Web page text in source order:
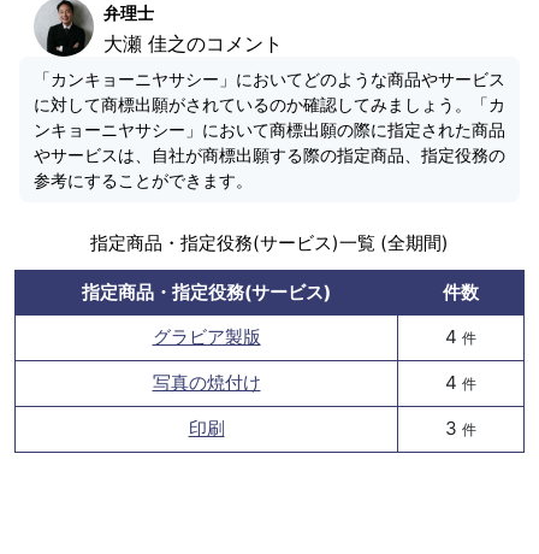
弁理士
大瀬 佳之のコメント
「カンキョーニヤサシー」においてどのような商品やサービス
に対して商標出願がされているのか確認してみましょう。「カ
ンキョーニヤサシー」において商標出願の際に指定された商品
やサービスは、自社が商標出願する際の指定商品、指定役務の
参考にすることができます。
指定商品・指定役務(サービス)一覧 (全期間)
指定商品・指定役務(サービス)
件数
グラビア製版
4 件
写真の焼付け 4 件
印刷 3 件